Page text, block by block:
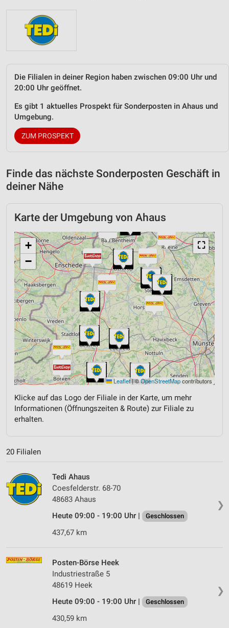
Die Filialen in deiner Region haben zwischen 09:00 Uhr und
20:00 Uhr geöffnet.
Es gibt 1 aktuelles Prospekt für Sonderposten in Ahaus und
Umgebung.
ZUM PROSPEKT
Finde das nächste Sonderposten Geschäft in
deiner Nähe
Karte der Umgebung von Ahaus
⛶
+
−
Leaflet|©OpenStreetMapcontributors
Klicke auf das Logo der Filiale in der Karte, um mehr
Informationen (Öffnungszeiten & Route) zur Filiale zu
erhalten.
20 Filialen
❯
Tedi Ahaus
Coesfelderstr. 68-70
48683 Ahaus
Heute 09:00 - 19:00 Uhr |
Geschlossen
437,67 km
❯
Posten-Börse Heek
Industriestraße 5
48619 Heek
Heute 09:00 - 19:00 Uhr |
Geschlossen
430,59 km